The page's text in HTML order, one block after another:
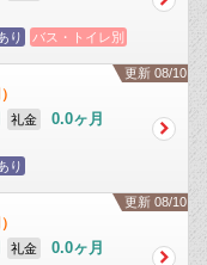
り バス・トイレ別
更新 08/10
礼金
0.0ヶ月
り
更新 08/10
礼金
0.0ヶ月